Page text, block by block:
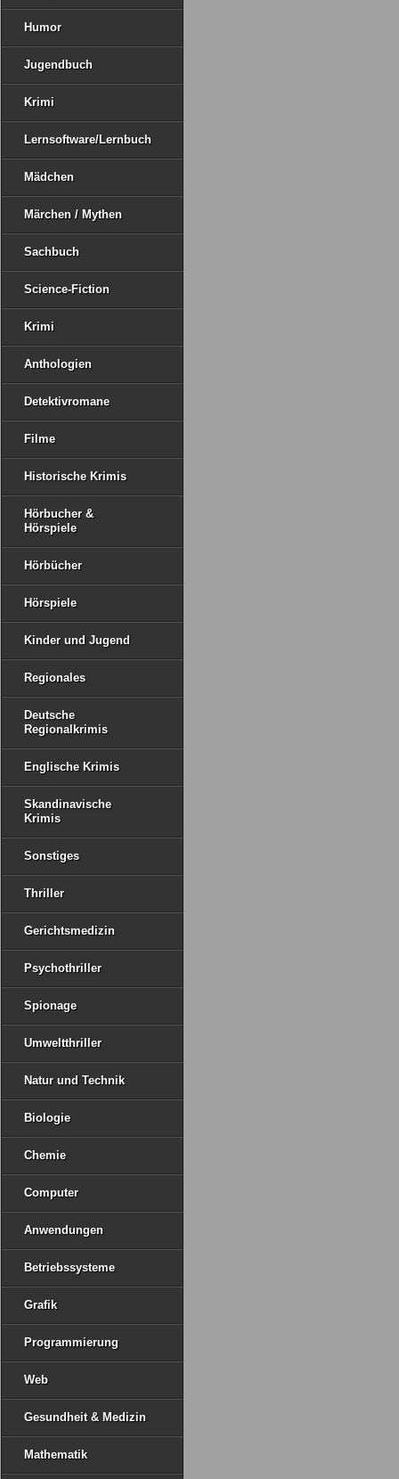
Humor
Jugendbuch
Krimi
Lernsoftware/Lernbuch
Mädchen
Märchen / Mythen
Sachbuch
Science-Fiction
Krimi
Anthologien
Detektivromane
Filme
Historische Krimis
Hörbucher &
Hörspiele
Hörbücher
Hörspiele
Kinder und Jugend
Regionales
Deutsche
Regionalkrimis
Englische Krimis
Skandinavische
Krimis
Sonstiges
Thriller
Gerichtsmedizin
Psychothriller
Spionage
Umweltthriller
Natur und Technik
Biologie
Chemie
Computer
Anwendungen
Betriebssysteme
Grafik
Programmierung
Web
Gesundheit & Medizin
Mathematik